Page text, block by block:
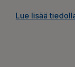
Lue lisää